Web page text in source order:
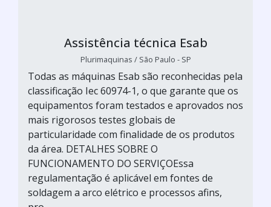
Assistência técnica Esab
Plurimaquinas / São Paulo - SP
Todas as máquinas Esab são reconhecidas pela
classificação Iec 60974-1, o que garante que os
equipamentos foram testados e aprovados nos
mais rigorosos testes globais de
particularidade com finalidade de os produtos
da área. DETALHES SOBRE O
FUNCIONAMENTO DO SERVIÇOEssa
regulamentação é aplicável em fontes de
soldagem a arco elétrico e processos afins,